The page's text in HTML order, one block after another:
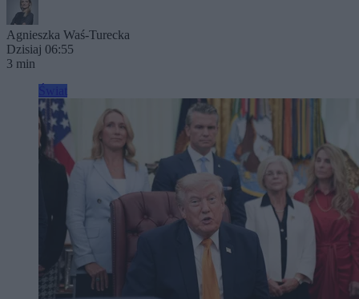
Agnieszka Waś-Turecka
Dzisiaj 06:55
3 min